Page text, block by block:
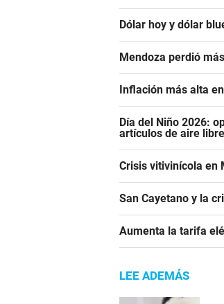
Dólar hoy y dólar
Mendoza perdió
Inflación más alta
Día del Niño 2026:
artículos de aire libre
Crisis vitivinícola en
San Cayetano y la
Aumenta la tarifa
LEE ADEMÁS